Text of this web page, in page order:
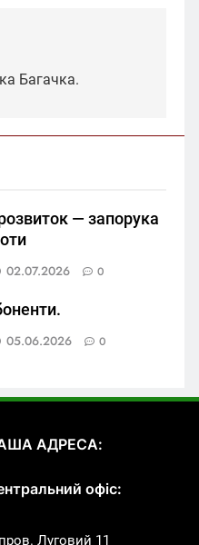
Багачка.
— запорука
02.07.2026 0
05.06.2026 0
АДРЕСА:
офіс:
пров. Луговий 11